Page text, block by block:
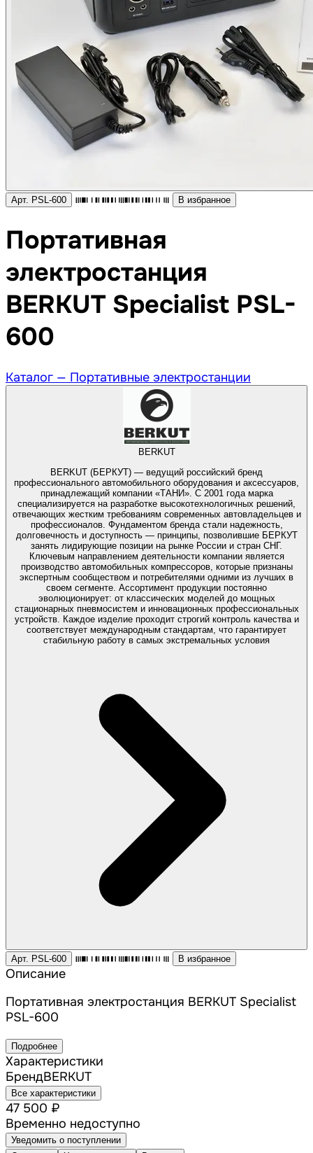
Арт. PSL-600 В избранное
Портативная
электростанция
BERKUT Specialist PSL-
600
Каталог — Портативные электростанции
BERKUT
BERKUT (БЕРКУТ) — ведущий российский бренд
профессионального автомобильного оборудования и аксессуаров,
принадлежащий компании «ТАНИ». С 2001 года марка
специализируется на разработке высокотехнологичных решений,
отвечающих жестким требованиям современных автовладельцев и
профессионалов. Фундаментом бренда стали надежность,
долговечность и доступность — принципы, позволившие БЕРКУТ
занять лидирующие позиции на рынке России и стран СНГ.
Ключевым направлением деятельности компании является
производство автомобильных компрессоров, которые признаны
экспертным сообществом и потребителями одними из лучших в
своем сегменте. Ассортимент продукции постоянно
эволюционирует: от классических моделей до мощных
стационарных пневмосистем и инновационных профессиональных
устройств. Каждое изделие проходит строгий контроль качества и
соответствует международным стандартам, что гарантирует
стабильную работу в самых экстремальных условия
Арт. PSL-600 В избранное
Описание
Портативная электростанция BERKUT Specialist
PSL-600
Подробнее
Характеристики
БрендBERKUT
Все характеристики
47 500 ₽
Временно недоступно
Уведомить о поступлении